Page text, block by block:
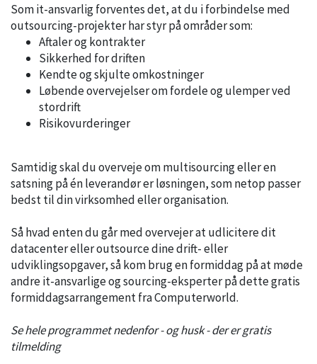
Som it-ansvarlig forventes det, at du i forbindelse med
outsourcing-projekter har styr på områder som:
Aftaler og kontrakter
Sikkerhed for driften
Kendte og skjulte omkostninger
Løbende overvejelser om fordele og ulemper ved
stordrift
Risikovurderinger
Samtidig skal du overveje om multisourcing eller en
satsning på én leverandør er løsningen, som netop passer
bedst til din virksomhed eller organisation.
Så hvad enten du går med overvejer at udlicitere dit
datacenter eller outsource dine drift- eller
udviklingsopgaver, så kom brug en formiddag på at møde
andre it-ansvarlige og sourcing-eksperter på dette gratis
formiddagsarrangement fra Computerworld.
Se hele programmet nedenfor - og husk - der er gratis
tilmelding